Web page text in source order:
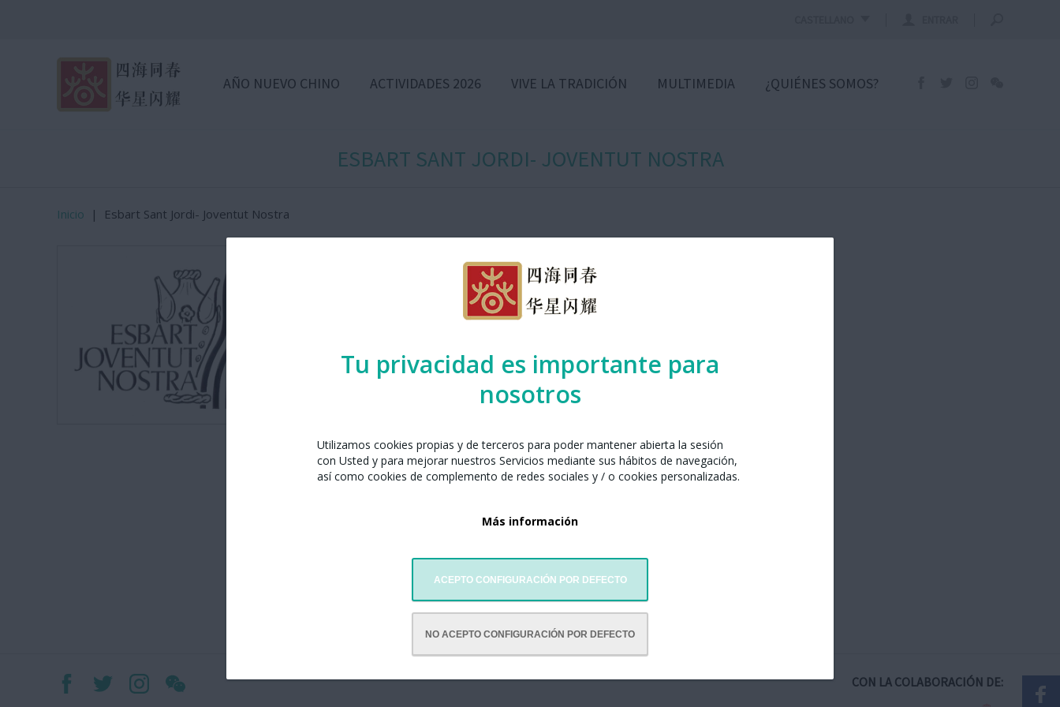
Tu privacidad es importante para
nosotros
Utilizamos cookies propias y de terceros para poder mantener abierta la sesión
con Usted y para mejorar nuestros Servicios mediante sus hábitos de navegación,
así como cookies de complemento de redes sociales y / o cookies personalizadas.
Más información
ACEPTO CONFIGURACIÓN POR DEFECTO
NO ACEPTO CONFIGURACIÓN POR DEFECTO
AÑO NUEVO CHINO ACTIVIDADES 2026 VIVE LA TRADICIÓN MULTIMEDIA ¿QUIÉNES SOMOS?
ESBART SANT JORDI- JOVENTUT NOSTRA
Inicio | Esbart Sant Jordi- Joventut Nostra
CON LA COLABORACIÓN DE: